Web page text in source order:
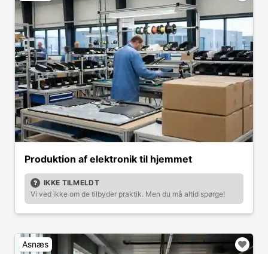
Produktion af elektronik til hjemmet
IKKE TILMELDT
Vi ved ikke om de tilbyder praktik. Men du må altid spørge!
Asnæs